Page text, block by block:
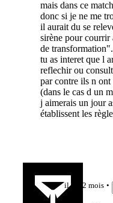
mais dans ce
donc si je ne me
il aurait du se
sirène pour courrir
de
tu as interet que l
reflechir ou
par contre ils n ont
(dans le cas d un
j aimerais un jour
établissent les
il y a 2 mois